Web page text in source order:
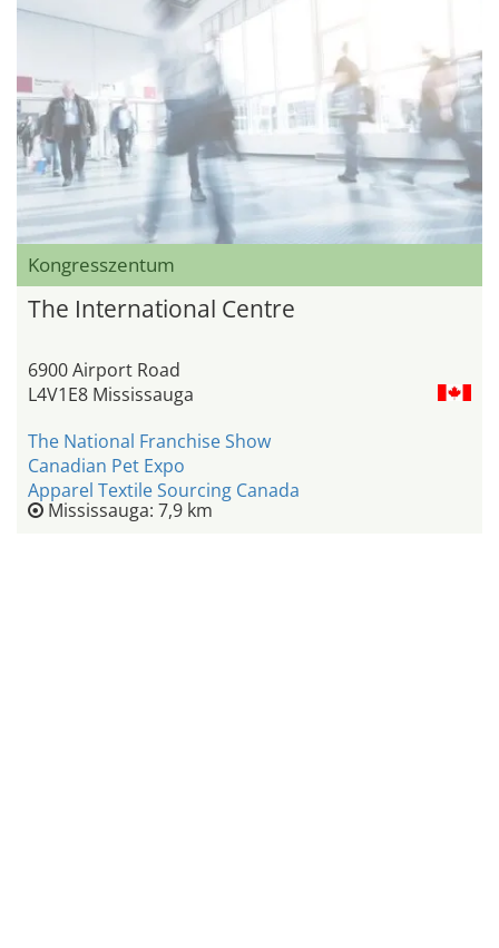
Kongresszentum
The International Centre
6900 Airport Road
L4V1E8 Mississauga
The National Franchise Show
Canadian Pet Expo
Apparel Textile Sourcing Canada
Mississauga: 7,9 km